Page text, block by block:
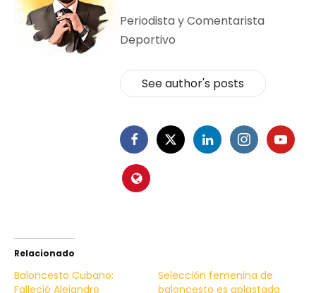
Periodista y Comentarista
Deportivo
See author's posts
Relacionado
Baloncesto Cubano:
Falleció Alejandro
Selección femenina de
baloncesto es aplastada